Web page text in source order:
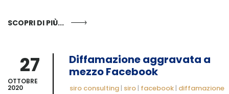
SCOPRI DI PIÙ...
27
OTTOBRE
2020
Diffamazione aggravata a
mezzo Facebook
siro consulting | siro | facebook | diffamazione